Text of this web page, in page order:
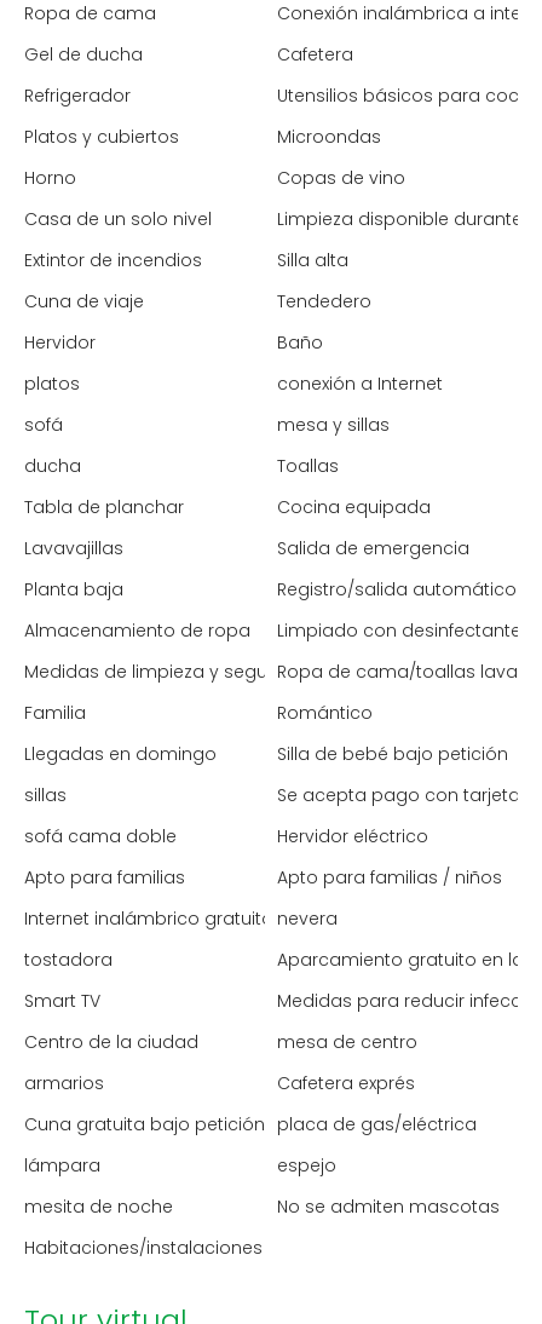
Ropa de cama
Conexión inalámbrica a
Gel de ducha
Cafetera
Refrigerador
Utensilios básicos para
Platos y cubiertos
Microondas
Horno
Copas de vino
Casa de un solo nivel
Limpieza disponible durante
Extintor de incendios
Silla alta
Cuna de viaje
Tendedero
Hervidor
Baño
platos
conexión a Internet
sofá
mesa y sillas
ducha
Toallas
Tabla de planchar
Cocina equipada
Lavavajillas
Salida de emergencia
Planta baja
Registro/salida automático
Almacenamiento de ropa
Limpiado con desinfectante
Medidas de limpieza y seguridad mejoradas
Ropa de cama/toallas
Familia
Romántico
Llegadas en domingo
Silla de bebé bajo petición
sillas
Se acepta pago con tarjeta
sofá cama doble
Hervidor eléctrico
Apto para familias
Apto para familias / niños
Internet inalámbrico gratuito nevera
tostadora
Aparcamiento gratuito en la
Smart TV
Medidas para reducir
Centro de la ciudad
mesa de centro
armarios
Cafetera exprés
Cuna gratuita bajo petición placa de gas/eléctrica
lámpara
espejo
mesita de noche
No se admiten mascotas
Habitaciones/instalaciones para no fumadores